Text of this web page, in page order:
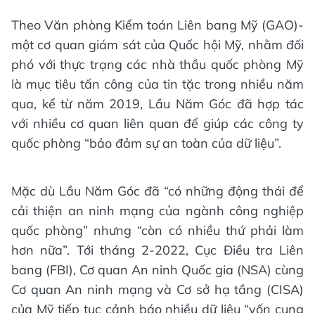
Theo Văn phòng Kiểm toán Liên bang Mỹ (GAO)-
một cơ quan giám sát của Quốc hội Mỹ, nhằm đối
phó với thực trạng các nhà thầu quốc phòng Mỹ
là mục tiêu tấn công của tin tặc trong nhiều năm
qua, kể từ năm 2019, Lầu Năm Góc đã hợp tác
với nhiều cơ quan liên quan để giúp các công ty
quốc phòng “bảo đảm sự an toàn của dữ liệu”.
Mặc dù Lầu Năm Góc đã “có những động thái để
cải thiện an ninh mạng của ngành công nghiệp
quốc phòng” nhưng “còn có nhiều thứ phải làm
hơn nữa”. Tới tháng 2-2022, Cục Điều tra Liên
bang (FBI), Cơ quan An ninh Quốc gia (NSA) cùng
Cơ quan An ninh mạng và Cơ sở hạ tầng (CISA)
của Mỹ tiếp tục cảnh báo nhiều dữ liệu “vốn cung